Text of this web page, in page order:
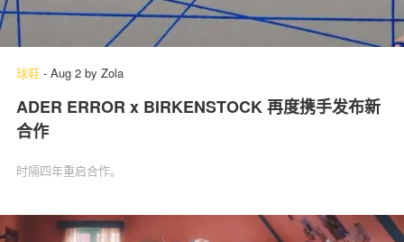
球鞋 - Aug 2 by Zola
ADER ERROR x BIRKENSTOCK 再度携手发布新
合作
时隔四年重启合作。